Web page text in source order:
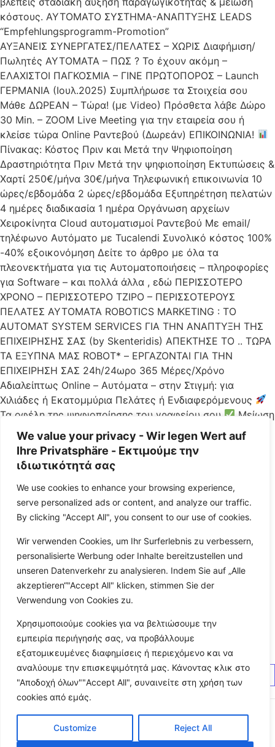
We value your privacy - Wir legen Wert auf
Ihre Privatsphäre - Εκτιμούμε την
ιδιωτικότητά σας
We use cookies to enhance your browsing experience,
serve personalized ads or content, and analyze our traffic.
By clicking "Accept All", you consent to our use of cookies.
Wir verwenden Cookies, um Ihr Surferlebnis zu verbessern,
personalisierte Werbung oder Inhalte bereitzustellen und
unseren Datenverkehr zu analysieren. Indem Sie auf „Alle
akzeptieren“"Accept All" klicken, stimmen Sie der
Verwendung von Cookies zu.
Χρησιμοποιούμε cookies για να βελτιώσουμε την
εμπειρία περιήγησής σας, να προβάλλουμε
εξατομικευμένες διαφημίσεις ή περιεχόμενο και να
αναλύουμε την επισκεψιμότητά μας. Κάνοντας κλικ στο
"Αποδοχή όλων""Accept All", συναινείτε στη χρήση των
cookies από εμάς.
Customize Reject All
κόστους. ΑΥΤΟΜΑΤΟ ΣΥΣΤΗΜΑ-ΑΝΑΠΤΥΞΗΣ LEADS
“Empfehlungsprogramm-Promotion”
ΑΥΞΑΝΕΙΣ ΣΥΝΕΡΓΑΤΕΣ/ΠΕΛΑΤΕΣ – ΧΩΡΙΣ Διαφήμιση/
Πωλητές ΑΥΤΟΜΑΤΑ – ΠΩΣ ? Το έχουν ακόμη –
ΕΛΑΧΙΣΤΟΙ ΠΑΓΚΟΣΜΙΑ – ΓΙΝΕ ΠΡΩΤΟΠΟΡΟΣ – Launch
ΓΕΡΜΑΝΙΑ (Ιουλ.2025) Συμπλήρωσε τα Στοιχεία σου
Μάθε ΔΩΡΕΑΝ – Τώρα! (με Video) Πρόσθετα λάβε Δώρο
30 Min. – ZOOM Live Meeting για την εταιρεία σου ή
κλείσε τώρα Online Ραντεβού (Δωρεάν) ΕΠΙΚΟΙΝΩΝΙΑ!
Πίνακας: Κόστος Πριν και Μετά την Ψηφιοποίηση
Δραστηριότητα Πριν Μετά την ψηφιοποίηση Εκτυπώσεις &
Χαρτί 250€/μήνα 30€/μήνα Τηλεφωνική επικοινωνία 10
ώρες/εβδομάδα 2 ώρες/εβδομάδα Εξυπηρέτηση πελατών
4 ημέρες διαδικασία 1 ημέρα Οργάνωση αρχείων
Χειροκίνητα Cloud αυτοματισμοί Ραντεβού Με email/
τηλέφωνο Αυτόματο με Tucalendi Συνολικό κόστος 100%
-40% εξοικονόμηση Δείτε το άρθρο με όλα τα
πλεονεκτήματα για τις Αυτοματοποιήσεις – πληροφορίες
για Software – και πολλά άλλα , εδώ ΠΕΡΙΣΣΟΤΕΡΟ
ΧΡΟΝΟ – ΠΕΡΙΣΣΟΤΕΡΟ ΤΖΙΡΟ – ΠΕΡΙΣΣΟΤΕΡΟΥΣ
ΠΕΛΑΤΕΣ ΑΥΤΟΜΑΤΑ ROBOTICS MARKETING : ΤΟ
AUTOMAT SYSTEM SERVICES ΓΙΑ ΤΗΝ ΑΝΑΠΤΥΞΗ ΤΗΣ
ΕΠΙΧΕΙΡΗΣΗΣ ΣΑΣ (by Skenteridis) ΑΠΕΚΤΗΣΕ ΤΟ .. ΤΩΡΑ
ΤΑ ΕΞΥΠΝΑ ΜΑΣ ROBOT* – ΕΡΓΑΖΟΝΤΑΙ ΓΙΑ ΤΗΝ
ΕΠΙΧΕΙΡΗΣΗ ΣΑΣ 24h/24ωρο 365 Μέρες/Χρόνο
Αδιαλείπτως Online – Αυτόματα – στην Στιγμή: για
Χιλιάδες ή Εκατομμύρια Πελάτες ή Ενδιαφερόμενους
Τα οφέλη της ψηφιοποίησης του γραφείου σου
Μείωση
κόστους έως 40%
Αύξηση παραγωγικότητας και
ταχύτητας
Λιγότερα λάθη και καθυστερήσεις
Περισσότερη επαγγελματικότητα και οργάνωση
Απόλυτη διαφάνεια και ευκολία συνεργασίας
λειτουργία με αυτοματισμούς
Εσωτερικοί σύνδεσμοι
Robotics Marketing – Ψηφιοποίηση & Αυτοματισμοί.
https://robotics-marketing.com/ VIP Online University –
Automations από Αβραάμ Σκεντερίδη YouTube Robotics
Marketing Channel ΜΑΘΕ ΔΩΡΕΑΝ Πώς Λογιστικό
Γραφείο υπερ2πλασιάζει τα Εσοδα απο 280.000 σε
750.000 & ταυτόχρονα μειώνει τον χρόνο εργασίας απο
40 σε 30 ώρες/ Εβδ. σε 1 χρόνο & Πώς και Εσύ μπορείς
να πετύχεις παρόμοια Αποτελέσματα ΔΕΣ ΒΙΝΤΕΟ !
FAQ (Συχνές Ερωτήσεις) Πόσο γρήγορα
October 18, 2025 0 Comments